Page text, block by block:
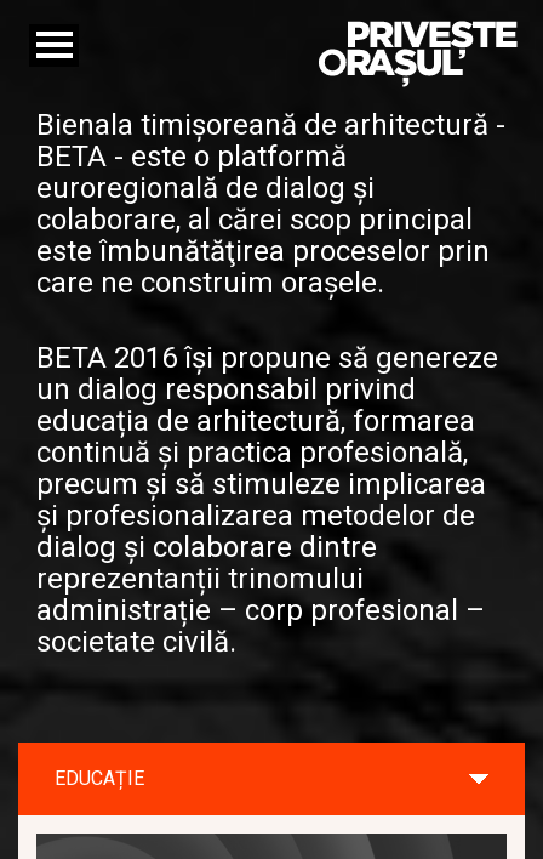
Toggle
Bienala timișoreană de arhitectură -
BETA - este o platformă
euroregională de dialog și
colaborare, al cărei scop principal
este îmbunătăţirea proceselor prin
care ne construim orașele.
BETA 2016 își propune să genereze
un dialog responsabil privind
educația de arhitectură, formarea
continuă și practica profesională,
precum și să stimuleze implicarea
și profesionalizarea metodelor de
dialog și colaborare dintre
reprezentanții trinomului
administrație – corp profesional –
societate civilă.